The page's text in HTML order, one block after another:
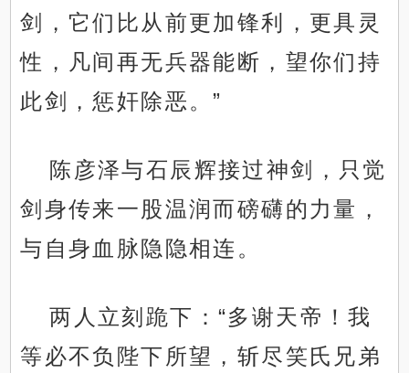
剑，它们比从前更加锋利，更具灵
性，凡间再无兵器能断，望你们持
此剑，惩奸除恶。”
陈彦泽与石辰辉接过神剑，只觉
剑身传来一股温润而磅礴的力量，
与自身血脉隐隐相连。
两人立刻跪下：“多谢天帝！我
等必不负陛下所望，斩尽笑氏兄弟